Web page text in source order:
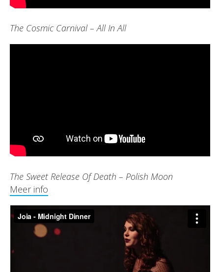
The Cosmic Carnival – All In All
The Sweet Release Of Death – Polish Moon
Meer info